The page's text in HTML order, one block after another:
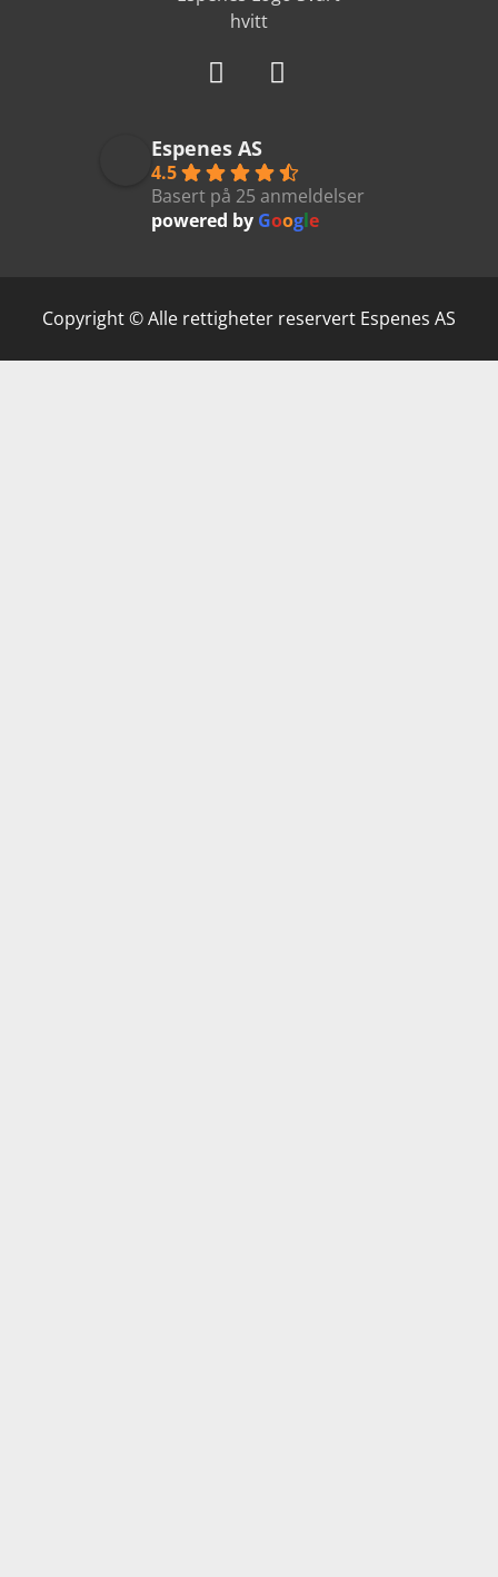
Espenes AS
4.5
Basert på 25 anmeldelser
powered by Google
Copyright © Alle rettigheter reservert Espenes AS